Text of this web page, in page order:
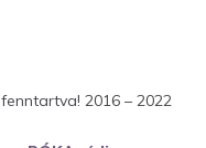
2016 – 2022